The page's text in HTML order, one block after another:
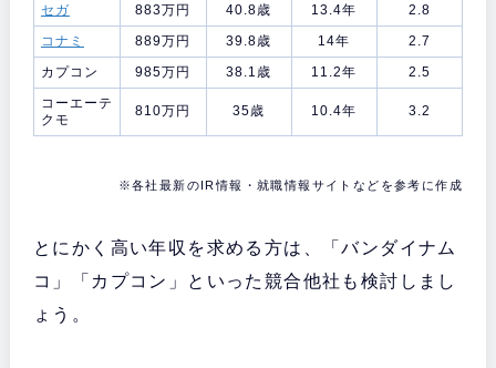
セガ 883万円 40.8歳 13.4年
2.8
コナミ
889万円 39.8歳 14年
2.7
カプコン
985万円 38.1歳 11.2年
2.5
コーエーテ
クモ
810万円 35歳 10.4年 3.2
※各社最新のIR情報・就職情報サイトなどを参考に作成
とにかく高い年収を求める方は、「バンダイナム
コ」「カプコン」といった競合他社も検討しまし
ょう。